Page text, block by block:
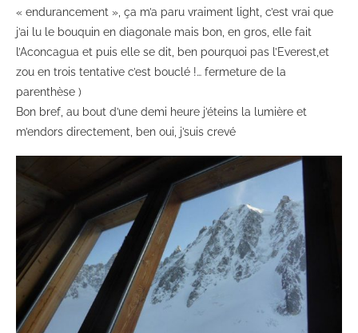
« endurancement », ça m’a paru vraiment light, c’est vrai que
j’ai lu le bouquin en diagonale mais bon, en gros, elle fait
l’Aconcagua et puis elle se dit, ben pourquoi pas l’Everest,et
zou en trois tentative c’est bouclé !… fermeture de la
parenthèse )
Bon bref, au bout d’une demi heure j’éteins la lumière et
m’endors directement, ben oui, j’suis crevé